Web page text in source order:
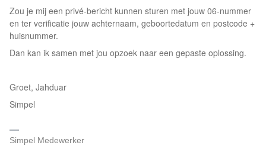
Zou je mij een privé-bericht kunnen sturen met jouw 06-nummer
en ter verificatie jouw achternaam, geboortedatum en postcode +
huisnummer.
Dan kan ik samen met jou opzoek naar een gepaste oplossing.
Groet, Jahduar
Simpel
Simpel Medewerker